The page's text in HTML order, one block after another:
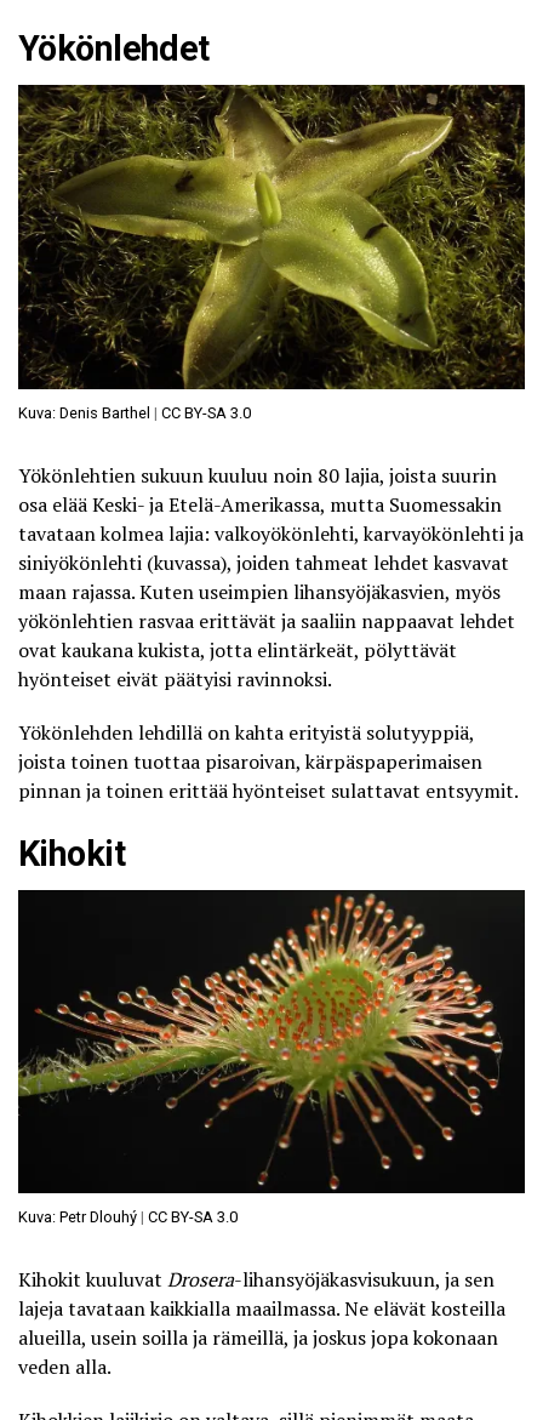
Yökönlehdet
Kuva: Denis Barthel | CC BY-SA 3.0
Yökönlehtien sukuun kuuluu noin 80 lajia, joista suurin
osa elää Keski- ja Etelä-Amerikassa, mutta Suomessakin
tavataan kolmea lajia: valkoyökönlehti, karvayökönlehti ja
siniyökönlehti (kuvassa), joiden tahmeat lehdet kasvavat
maan rajassa. Kuten useimpien lihansyöjäkasvien, myös
yökönlehtien rasvaa erittävät ja saaliin nappaavat lehdet
ovat kaukana kukista, jotta elintärkeät, pölyttävät
hyönteiset eivät päätyisi ravinnoksi.
Yökönlehden lehdillä on kahta erityistä solutyyppiä,
joista toinen tuottaa pisaroivan, kärpäspaperimaisen
pinnan ja toinen erittää hyönteiset sulattavat entsyymit.
Kihokit
Kuva: Petr Dlouhý | CC BY-SA 3.0
Kihokit kuuluvat Drosera-lihansyöjäkasvisukuun, ja sen
lajeja tavataan kaikkialla maailmassa. Ne elävät kosteilla
alueilla, usein soilla ja rämeillä, ja joskus jopa kokonaan
veden alla.